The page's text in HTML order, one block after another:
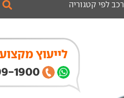
רכב לפי קטגוריה
לייעוץ
074-799-1900